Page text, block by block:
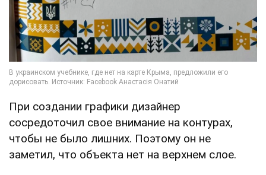
При создании графики дизайнер
сосредоточил свое внимание на контурах,
чтобы не было лишних. Поэтому он не
заметил, что объекта нет на верхнем слое.